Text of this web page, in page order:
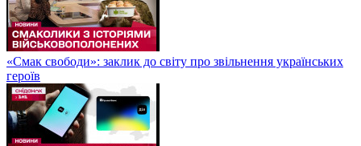
«Смак свободи»: заклик до світу про звільнення українських
героїв